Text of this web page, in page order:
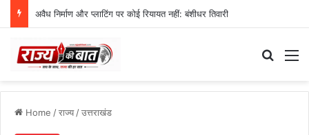
अवैध निर्माण और प्लाटिंग पर कोई रियायत नहीं: बंशीधर तिवारी
Home /राज्य/उत्तराखंड